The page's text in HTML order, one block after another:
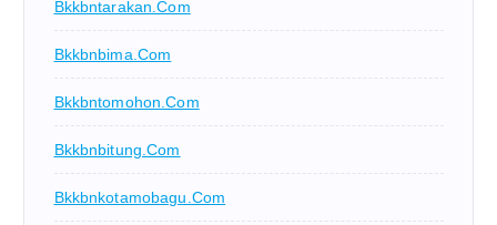
Bkkbntarakan.com
Bkkbnbima.com
Bkkbntomohon.com
Bkkbnbitung.com
Bkkbnkotamobagu.com